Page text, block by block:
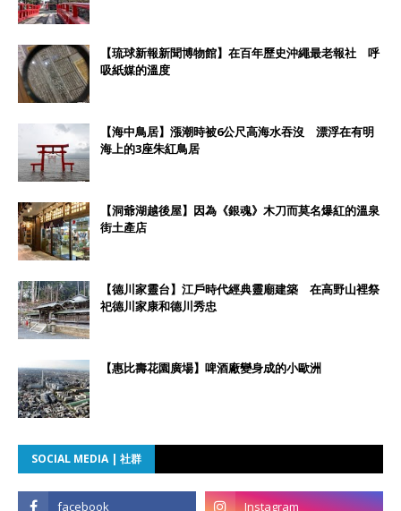
【琉球新報新聞博物館】在百年歷史沖繩最老報社 呼
吸紙媒的溫度
【海中鳥居】漲潮時被6公尺高海水吞沒 漂浮在有明
海上的3座朱紅鳥居
【洞爺湖越後屋】因為《銀魂》木刀而莫名爆紅的溫泉
街土產店
【德川家靈台】江戶時代經典靈廟建築 在高野山裡祭
祀德川家康和德川秀忠
【惠比壽花園廣場】啤酒廠變身成的小歐洲
SOCIAL MEDIA | 社群